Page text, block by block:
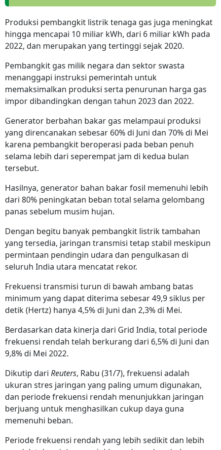
Produksi pembangkit listrik tenaga gas juga meningkat
hingga mencapai 10 miliar kWh, dari 6 miliar kWh pada
2022, dan merupakan yang tertinggi sejak 2020.
Pembangkit gas milik negara dan sektor swasta
menanggapi instruksi pemerintah untuk
memaksimalkan produksi serta penurunan harga gas
impor dibandingkan dengan tahun 2023 dan 2022.
Generator berbahan bakar gas melampaui produksi
yang direncanakan sebesar 60% di Juni dan 70% di Mei
karena pembangkit beroperasi pada beban penuh
selama lebih dari seperempat jam di kedua bulan
tersebut.
Hasilnya, generator bahan bakar fosil memenuhi lebih
dari 80% peningkatan beban total selama gelombang
panas sebelum musim hujan.
Dengan begitu banyak pembangkit listrik tambahan
yang tersedia, jaringan transmisi tetap stabil meskipun
permintaan pendingin udara dan pengulkasan di
seluruh India utara mencatat rekor.
Frekuensi transmisi turun di bawah ambang batas
minimum yang dapat diterima sebesar 49,9 siklus per
detik (Hertz) hanya 4,5% di Juni dan 2,3% di Mei.
Berdasarkan data kinerja dari Grid India, total periode
frekuensi rendah telah berkurang dari 6,5% di Juni dan
9,8% di Mei 2022.
Dikutip dari Reuters, Rabu (31/7), frekuensi adalah
ukuran stres jaringan yang paling umum digunakan,
dan periode frekuensi rendah menunjukkan jaringan
berjuang untuk menghasilkan cukup daya guna
memenuhi beban.
Periode frekuensi rendah yang lebih sedikit dan lebih